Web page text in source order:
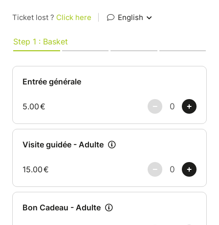
Ticket lost ? Click here English
Step 1 : Basket
Entrée générale
5.00€
Visite guidée - Adulte
15.00€
Bon Cadeau - Adulte